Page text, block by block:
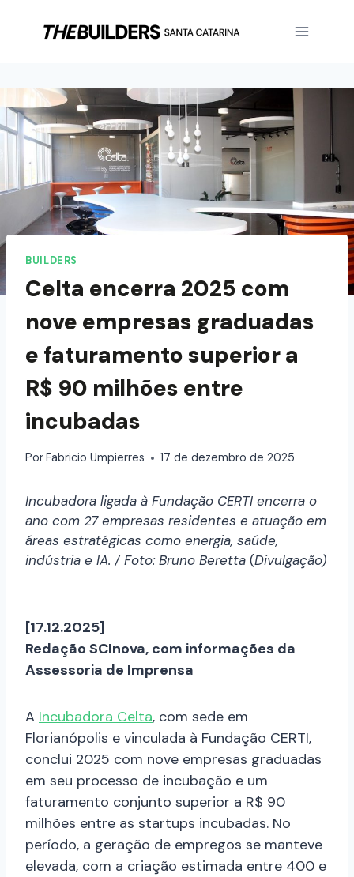
BUILDERS
Celta encerra 2025 com
nove empresas graduadas
e faturamento superior a
R$ 90 milhões entre
incubadas
PorFabricio Umpierres 17 de dezembro de 2025
Incubadora ligada à Fundação CERTI encerra o
ano com 27 empresas residentes e atuação em
áreas estratégicas como energia, saúde,
indústria e IA. / Foto: Bruno Beretta (Divulgação)
[17.12.2025]
Redação SCInova, com informações da
Assessoria de Imprensa
A Incubadora Celta, com sede em
Florianópolis e vinculada à Fundação CERTI,
conclui 2025 com nove empresas graduadas
em seu processo de incubação e um
faturamento conjunto superior a R$ 90
milhões entre as startups incubadas. No
período, a geração de empregos se manteve
elevada, com a criação estimada entre 400 e